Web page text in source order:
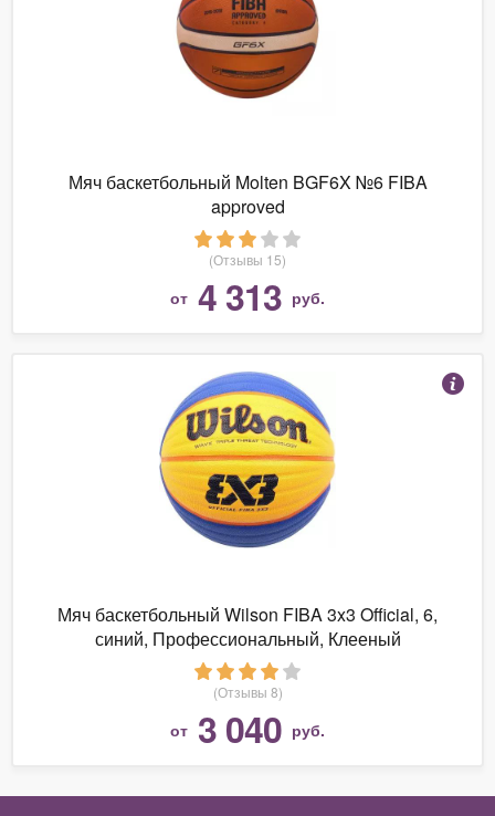
Мяч баскетбольный Molten BGF6X №6 FIBA
approved
(Отзывы 15)
от 4 313 руб.
Мяч баскетбольный Wilson FIBA 3x3 Official, 6,
синий, Профессиональный, Клееный
(Отзывы 8)
от 3 040 руб.